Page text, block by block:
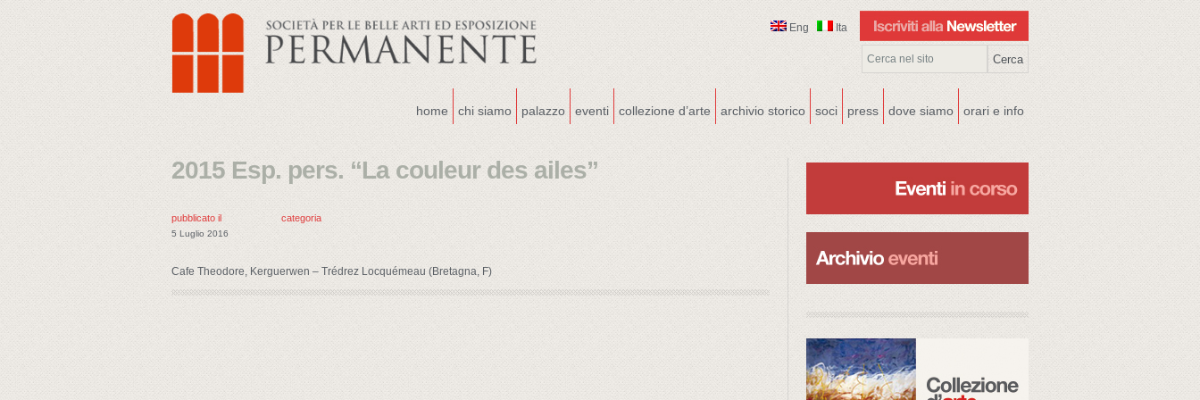
Eng Ita
home chi siamo palazzo eventi collezione d’arte archivio storico soci press dove siamo orari e info
2015 Esp. pers. “La couleur des ailes”
pubblicato il
5 Luglio 2016
categoria
Cafe Theodore, Kerguerwen – Trédrez Locquémeau (Bretagna, F)